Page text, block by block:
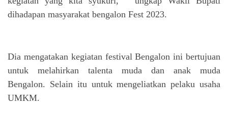
dihadapan masyarakat bengalon Fest 2023.
Dia mengatakan kegiatan festival Bengalon ini bertujuan
untuk melahirkan talenta muda dan anak muda
Bengalon. Selain itu untuk mengeliatkan pelaku usaha
UMKM.